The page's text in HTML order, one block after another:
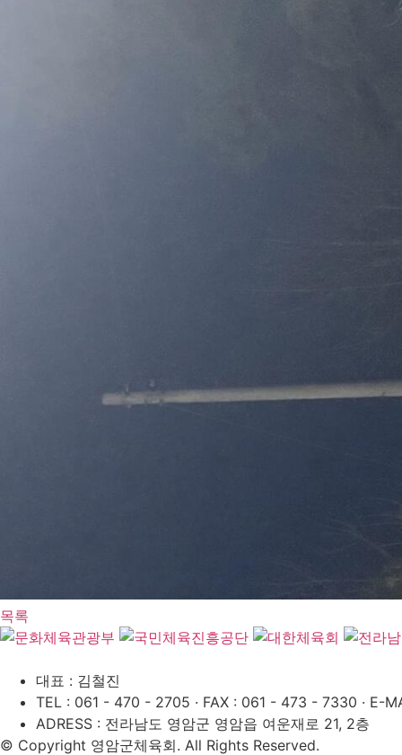
목록
대표 : 김철진
TEL : 061 - 470 - 2705 · FAX : 061 - 473 - 7330 · E-
ADRESS : 전라남도 영암군 영암읍 여운재로 21, 2층
© Copyright 영암군체육회. All Rights Reserved.